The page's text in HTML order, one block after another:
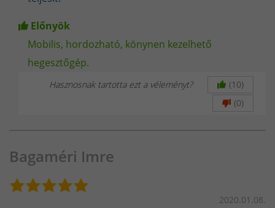
Előnyök
Mobilis, hordozható, könynen kezelhető
hegesztőgép.
Hasznosnak tartotta ezt a véleményt?
(10)
(0)
Bagaméri Imre
2020.01.08.